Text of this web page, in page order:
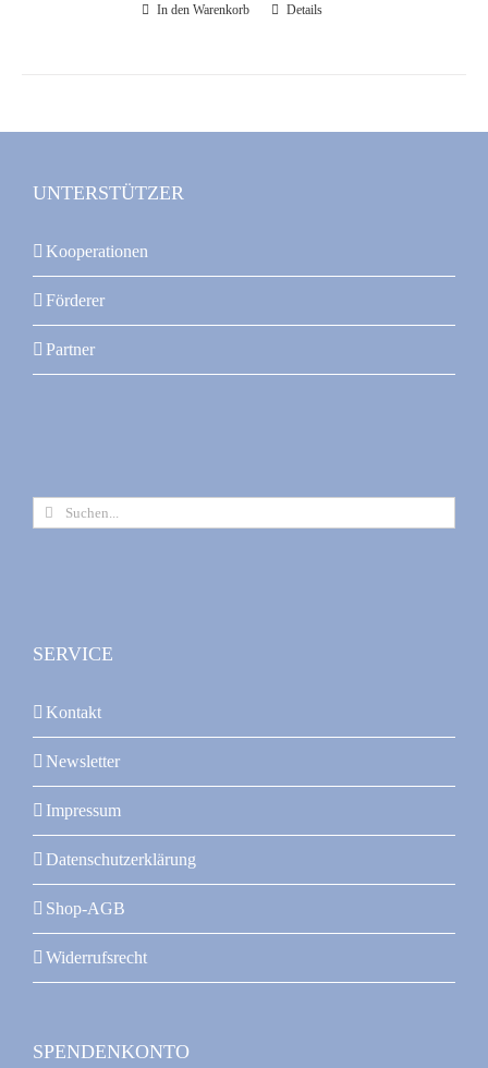
In den Warenkorb Details
UNTERSTÜTZER
Kooperationen
Förderer
Partner
Suche
nach:
SERVICE
Kontakt
Newsletter
Impressum
Datenschutzerklärung
Shop-AGB
Widerrufsrecht
SPENDENKONTO